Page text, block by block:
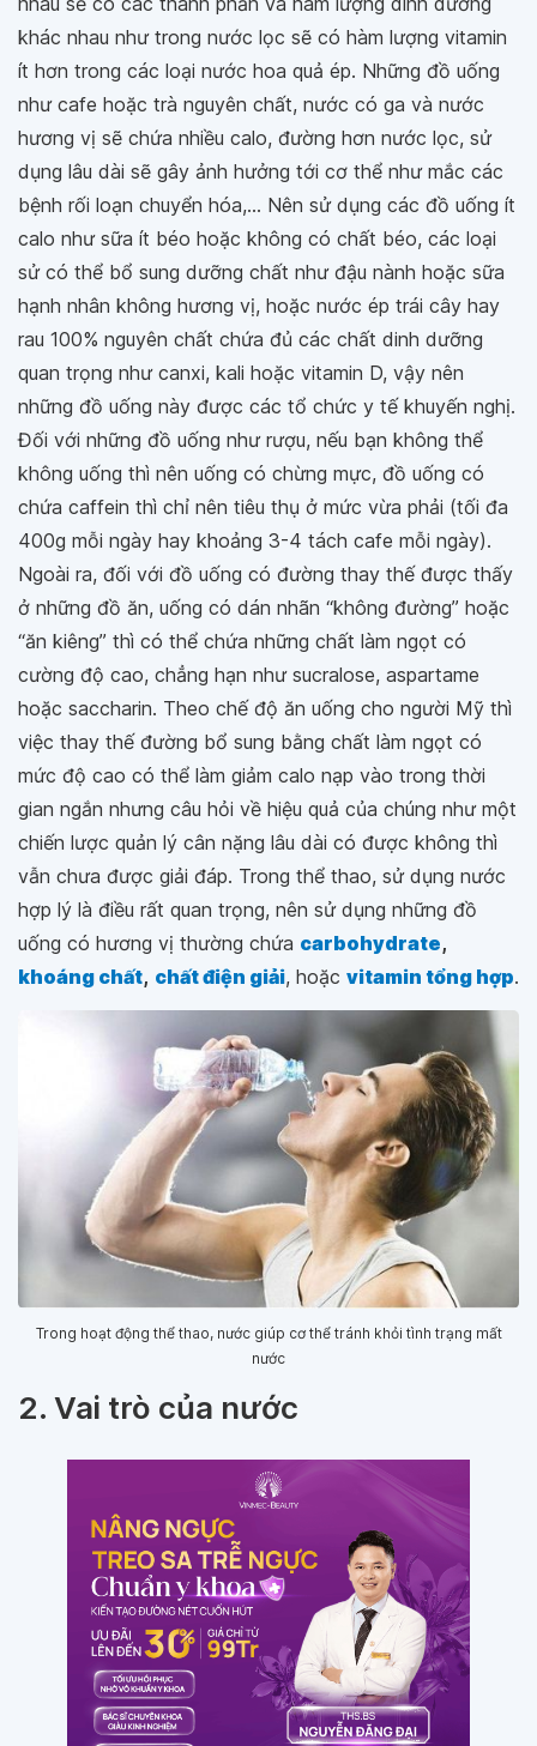
khác nhau như trong nước lọc sẽ có hàm lượng vitamin
ít hơn trong các loại nước hoa quả ép. Những đồ uống
như cafe hoặc trà nguyên chất, nước có ga và nước
hương vị sẽ chứa nhiều calo, đường hơn nước lọc, sử
dụng lâu dài sẽ gây ảnh hưởng tới cơ thể như mắc các
bệnh rối loạn chuyển hóa,... Nên sử dụng các đồ uống ít
calo như sữa ít béo hoặc không có chất béo, các loại
sử có thể bổ sung dưỡng chất như đậu nành hoặc sữa
hạnh nhân không hương vị, hoặc nước ép trái cây hay
rau 100% nguyên chất chứa đủ các chất dinh dưỡng
quan trọng như canxi, kali hoặc vitamin D, vậy nên
những đồ uống này được các tổ chức y tế khuyến nghị.
Đối với những đồ uống như rượu, nếu bạn không thể
không uống thì nên uống có chừng mực, đồ uống có
chứa caffein thì chỉ nên tiêu thụ ở mức vừa phải (tối đa
400g mỗi ngày hay khoảng 3-4 tách cafe mỗi ngày).
Ngoài ra, đối với đồ uống có đường thay thế được thấy
ở những đồ ăn, uống có dán nhãn “không đường” hoặc
“ăn kiêng” thì có thể chứa những chất làm ngọt có
cường độ cao, chẳng hạn như sucralose, aspartame
hoặc saccharin. Theo chế độ ăn uống cho người Mỹ thì
việc thay thế đường bổ sung bằng chất làm ngọt có
mức độ cao có thể làm giảm calo nạp vào trong thời
gian ngắn nhưng câu hỏi về hiệu quả của chúng như một
chiến lược quản lý cân nặng lâu dài có được không thì
vẫn chưa được giải đáp. Trong thể thao, sử dụng nước
hợp lý là điều rất quan trọng, nên sử dụng những đồ
uống có hương vị thường chứa carbohydrate,
khoáng chất, chất điện giải, hoặc vitamin tổng hợp.
Trong hoạt động thể thao, nước giúp cơ thể tránh khỏi tình trạng mất
nước
2. Vai trò của nước